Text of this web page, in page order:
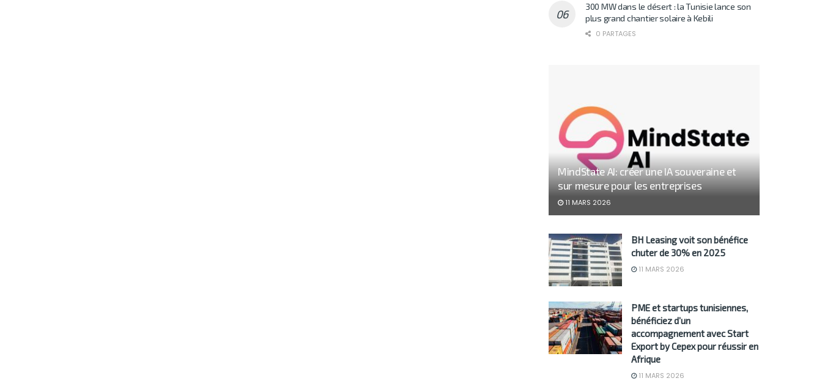
300 MW dans le désert : la Tunisie lance son
plus grand chantier solaire à Kebili
0 PARTAGES
MindState AI: créer une IA souveraine et
sur mesure pour les entreprises
11 MARS 2026
BH Leasing voit son bénéfice
chuter de 30% en 2025
11 MARS 2026
PME et startups tunisiennes,
bénéficiez d’un
accompagnement avec Start
Export by Cepex pour réussir en
Afrique
11 MARS 2026